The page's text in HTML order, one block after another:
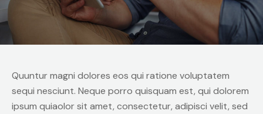
Quuntur magni dolores eos qui ratione voluptatem
sequi nesciunt. Neque porro quisquam est, qui dolorem
ipsum quiaolor sit amet, consectetur, adipisci velit, sed